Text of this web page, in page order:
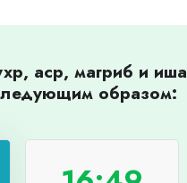
аср, магриб и
образом: